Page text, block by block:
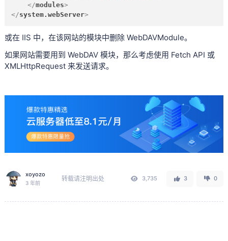
</modules>
</system.webServer>
或在 IIS 中，在该网站的模块中删除 WebDAVModule。
如果网站需要用到 WebDAV 模块，那么考虑使用 Fetch API 或
XMLHttpRequest 来发送请求。
xoyozo
3 年前
转载请注明出处 3,735 3 0